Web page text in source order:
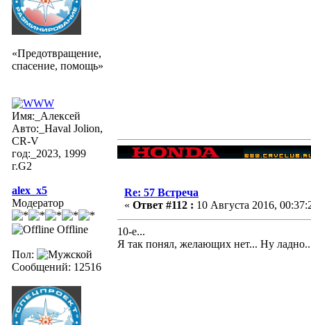
«Предотвращение,
спасение, помощь»
Имя:_Алексей
Авто:_Haval Jolion,
CR-V
год:_2023, 1999
г.G2
alex_x5
Модератор
Offline
Пол:
Сообщений: 12516
Re: 57 Встреча
« Ответ #112 : 10 Августа 2016,
10-е...
Я так понял, желающих нет... Ну